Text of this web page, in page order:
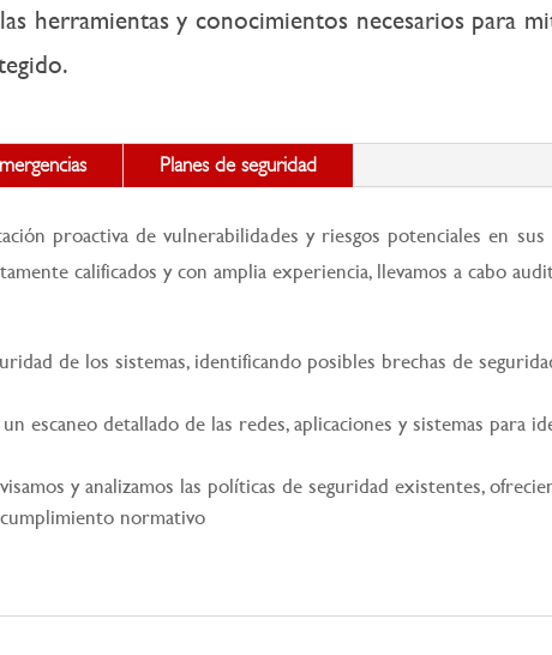
herramientas y conocimientos necesarios para
Planes de seguridad
proactiva de vulnerabilidades y riesgos potenciales en
calificados y con amplia experiencia, llevamos a cabo
de los sistemas, identificando posibles brechas de
un escaneo detallado de las redes, aplicaciones y sistemas para
y analizamos las políticas de seguridad existentes,
normativo